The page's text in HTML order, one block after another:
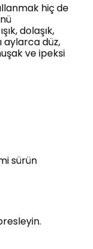
hiç de
dolaşık,
aylarca düz,
ve ipeksi
sürün